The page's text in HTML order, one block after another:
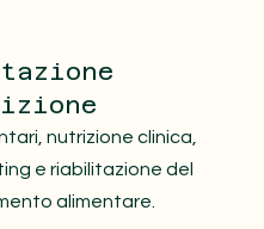
nutrizione clinica,
e riabilitazione del
alimentare.